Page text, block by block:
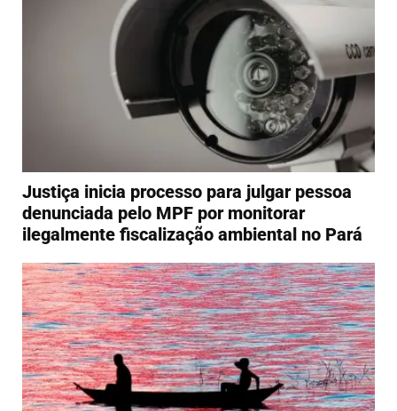
Justiça inicia processo para julgar pessoa
denunciada pelo MPF por monitorar
ilegalmente fiscalização ambiental no Pará